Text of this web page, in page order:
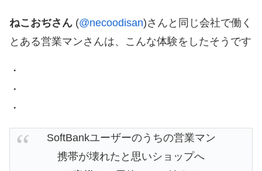
ねこおぢさん (@necoodisan)さんと同じ会社で働く
とある営業マンさんは、こんな体験をしたそうです
・
・
・
SoftBankユーザーのうちの営業マン
携帯が壊れたと思いショップへ